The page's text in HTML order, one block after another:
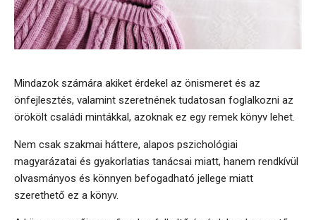
Mindazok számára akiket érdekel az önismeret és az
önfejlesztés, valamint szeretnének tudatosan foglalkozni az
örökölt családi mintákkal, azoknak ez egy remek könyv lehet.
Nem csak szakmai háttere, alapos pszichológiai
magyarázatai és gyakorlatias tanácsai miatt, hanem rendkívül
olvasmányos és könnyen befogadható jellege miatt
szerethető ez a könyv.